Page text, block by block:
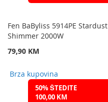
Fen BaByliss 5914PE Stardust
Shimmer 2000W
79,90 KM
Brza kupovina
50% ŠTEDITE
100,00 KM